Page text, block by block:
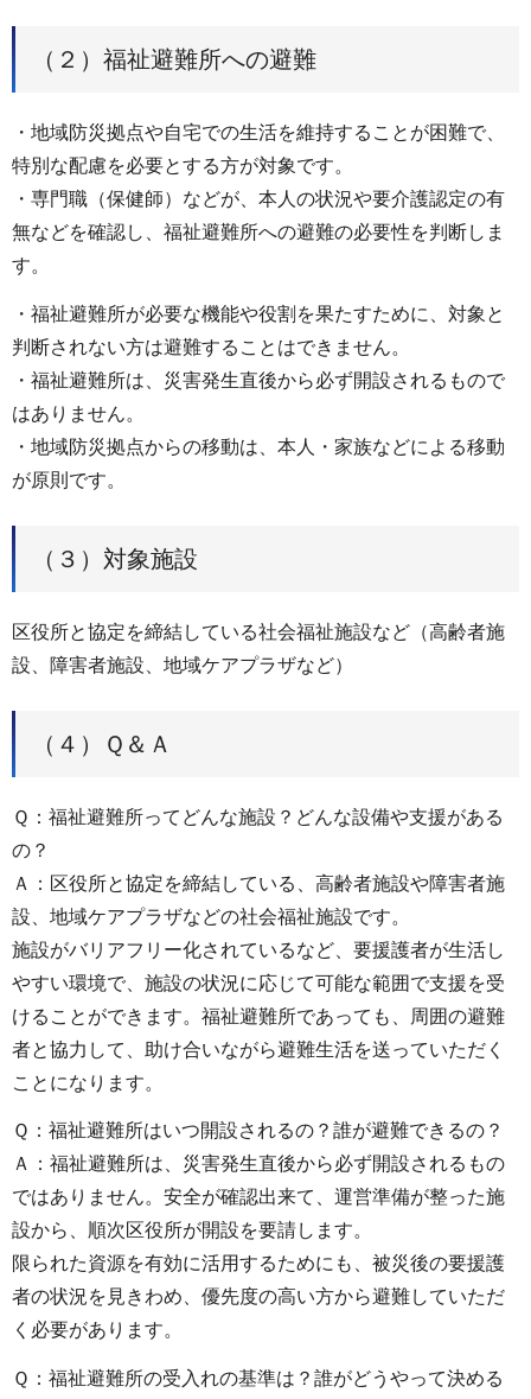
（２）福祉避難所への避難
・地域防災拠点や自宅での生活を維持することが困難で、
特別な配慮を必要とする方が対象です。
・専門職（保健師）などが、本人の状況や要介護認定の有
無などを確認し、福祉避難所への避難の必要性を判断しま
す。
・福祉避難所が必要な機能や役割を果たすために、対象と
判断されない方は避難することはできません。
・福祉避難所は、災害発生直後から必ず開設されるもので
はありません。
・地域防災拠点からの移動は、本人・家族などによる移動
が原則です。
（３）対象施設
区役所と協定を締結している社会福祉施設など（高齢者施
設、障害者施設、地域ケアプラザなど）
（４）Ｑ＆Ａ
Ｑ：福祉避難所ってどんな施設？どんな設備や支援がある
の？
Ａ：区役所と協定を締結している、高齢者施設や障害者施
設、地域ケアプラザなどの社会福祉施設です。
施設がバリアフリー化されているなど、要援護者が生活し
やすい環境で、施設の状況に応じて可能な範囲で支援を受
けることができます。福祉避難所であっても、周囲の避難
者と協力して、助け合いながら避難生活を送っていただく
ことになります。
Ｑ：福祉避難所はいつ開設されるの？誰が避難できるの？
Ａ：福祉避難所は、災害発生直後から必ず開設されるもの
ではありません。安全が確認出来て、運営準備が整った施
設から、順次区役所が開設を要請します。
限られた資源を有効に活用するためにも、被災後の要援護
者の状況を見きわめ、優先度の高い方から避難していただ
く必要があります。
Ｑ：福祉避難所の受入れの基準は？誰がどうやって決める